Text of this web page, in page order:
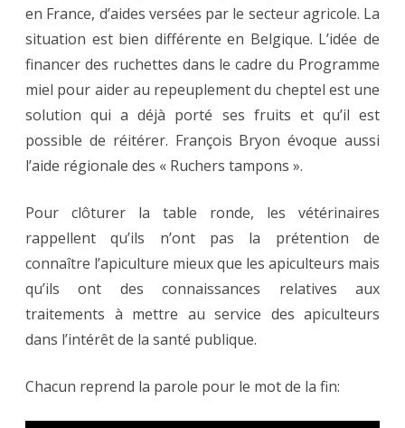
en France, d’aides versées par le secteur agricole. La
situation est bien différente en Belgique. L’idée de
financer des ruchettes dans le cadre du Programme
miel pour aider au repeuplement du cheptel est une
solution qui a déjà porté ses fruits et qu’il est
possible de réitérer. François Bryon évoque aussi
l’aide régionale des « Ruchers tampons ».
Pour clôturer la table ronde, les vétérinaires
rappellent qu’ils n’ont pas la prétention de
connaître l’apiculture mieux que les apiculteurs mais
qu’ils ont des connaissances relatives aux
traitements à mettre au service des apiculteurs
dans l’intérêt de la santé publique.
Chacun reprend la parole pour le mot de la fin: